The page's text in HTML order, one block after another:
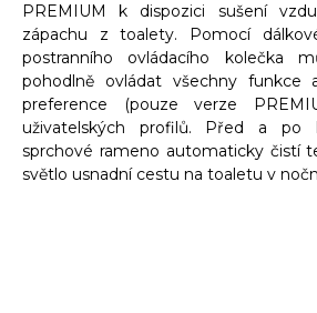
PREMIUM k dispozici sušení
zápachu z toalety. Pomocí
postranního ovládacího kolečka
pohodlně ovládat všechny funkce
preference (pouze verze
uživatelských profilů. Před a po
sprchové rameno automaticky čistí
světlo usnadní cestu na toaletu v